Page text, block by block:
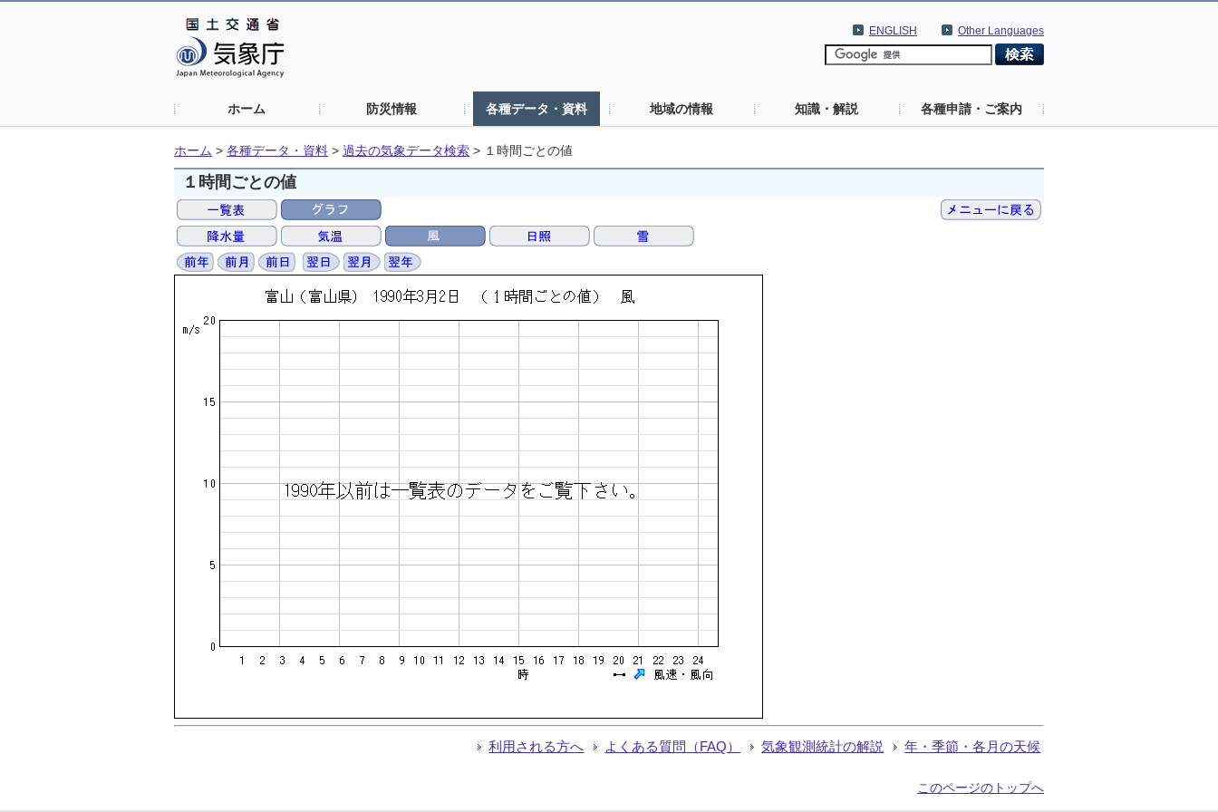
Other Languages
ENGLISH
ホーム 防災情報 各種データ・資料 地域の情報 知識・解説 各種申請・ご案内
ホーム > 各種データ・資料 > 過去の気象データ検索 > １時間ごとの値
１時間ごとの値
利用される方へ よくある質問（FAQ） 気象観測統計の解説 年・季節・各月の天候
このページのトップへ